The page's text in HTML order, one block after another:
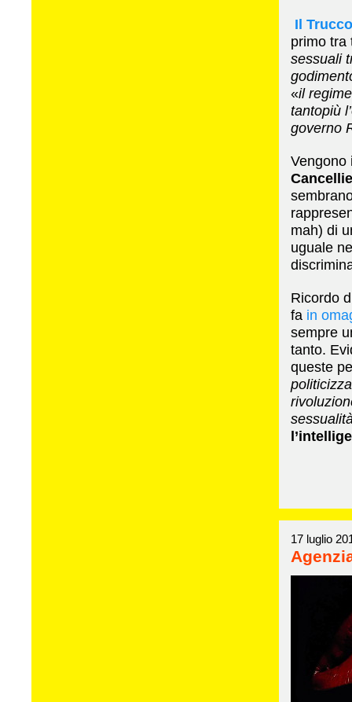
Il Trucco
primo tra
sessuali
«il
tantopiù
governo
mah) di
uguale
Ricordo
fa in
sempre
tanto.
queste
17 luglio